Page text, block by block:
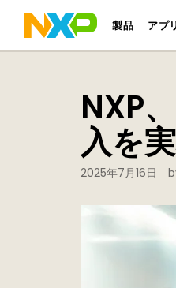
製品 アプ
NXP
入を
2025年7月16日